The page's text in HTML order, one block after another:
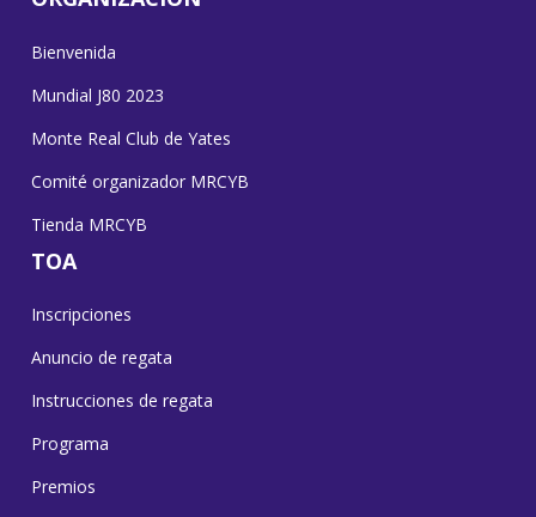
Bienvenida
Mundial J80 2023
Monte Real Club de Yates
Comité organizador MRCYB
Tienda MRCYB
TOA
Inscripciones
Anuncio de regata
Instrucciones de regata
Programa
Premios